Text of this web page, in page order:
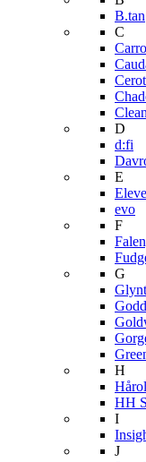
B.tan
C
D
d:fi
E
evo
F
G
Glynt
H
HH
I
J